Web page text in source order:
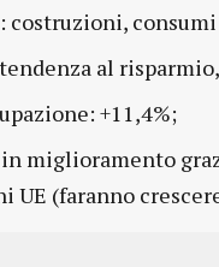
consumi
al
+11,4%;
miglioramento
UE (faranno